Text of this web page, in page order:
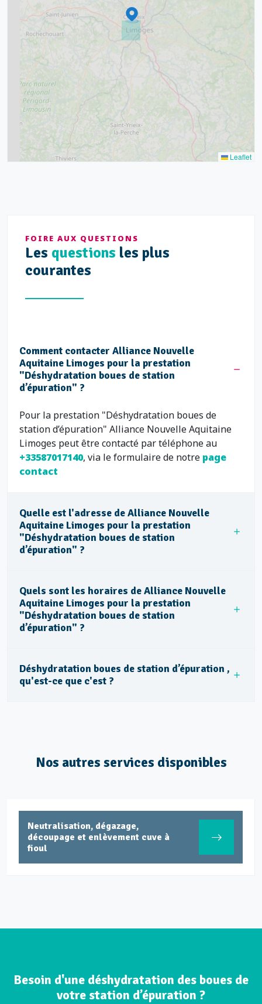
2
7
20
15
Leaflet
FOIRE AUX QUESTIONS
Les questions les plus
courantes
Comment contacter Alliance Nouvelle
Aquitaine Limoges pour la prestation
"Déshydratation boues de station
d’épuration" ?
Pour la prestation "Déshydratation boues de
station d’épuration" Alliance Nouvelle Aquitaine
Limoges peut être contacté par téléphone au
+33587017140, via le formulaire de notre page
contact
Quelle est l'adresse de Alliance Nouvelle
Aquitaine Limoges pour la prestation
"Déshydratation boues de station
d’épuration" ?
Quels sont les horaires de Alliance Nouvelle
Aquitaine Limoges pour la prestation
"Déshydratation boues de station
d’épuration" ?
Déshydratation boues de station d’épuration ,
qu'est-ce que c'est ?
Nos autres services disponibles
Neutralisation, dégazage,
découpage et enlèvement cuve à
fioul
Besoin d'une déshydratation des boues de
votre station d’épuration ?